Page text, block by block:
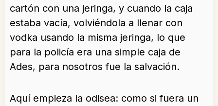
cartón con una jeringa, y cuando la caja
estaba vacía, volviéndola a llenar con
vodka usando la misma jeringa, lo que
para la policía era una simple caja de
Ades, para nosotros fue la salvación.
Aquí empieza la odisea: como si fuera un